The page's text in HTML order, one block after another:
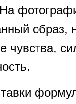
образ,
чувства,